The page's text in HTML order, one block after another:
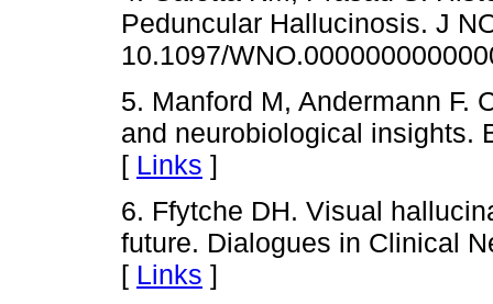
Peduncular Hallucinosis. J
10.1097/
5. Manford M, Andermann F.
and neurobiological insights.
[ Links ]
6. Ffytche DH. Visual
future. Dialogues in Clinical
[ Links ]